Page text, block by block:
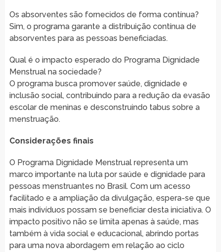
Os absorventes são fornecidos de forma contínua?
Sim, o programa garante a distribuição contínua de
absorventes para as pessoas beneficiadas.
Qual é o impacto esperado do Programa Dignidade
Menstrual na sociedade?
O programa busca promover saúde, dignidade e
inclusão social, contribuindo para a redução da evasão
escolar de meninas e desconstruindo tabus sobre a
menstruação.
Considerações finais
O Programa Dignidade Menstrual representa um
marco importante na luta por saúde e dignidade para
pessoas menstruantes no Brasil. Com um acesso
facilitado e a ampliação da divulgação, espera-se que
mais indivíduos possam se beneficiar desta iniciativa. O
impacto positivo não se limita apenas à saúde, mas
também à vida social e educacional, abrindo portas
para uma nova abordagem em relação ao ciclo